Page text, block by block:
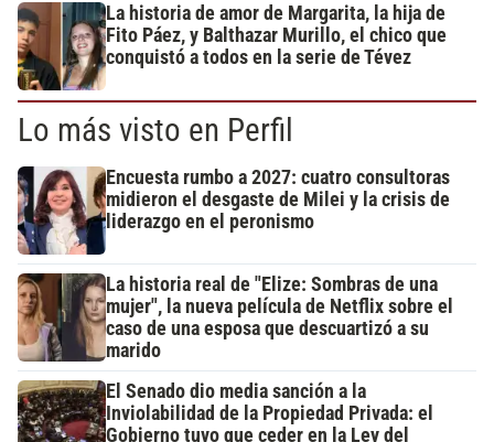
La historia de amor de Margarita, la hija de
Fito Páez, y Balthazar Murillo, el chico que
conquistó a todos en la serie de Tévez
Lo más visto en Perfil
Encuesta rumbo a 2027: cuatro consultoras
midieron el desgaste de Milei y la crisis de
liderazgo en el peronismo
La historia real de "Elize: Sombras de una
mujer", la nueva película de Netflix sobre el
caso de una esposa que descuartizó a su
marido
El Senado dio media sanción a la
Inviolabilidad de la Propiedad Privada: el
Gobierno tuvo que ceder en la Ley del